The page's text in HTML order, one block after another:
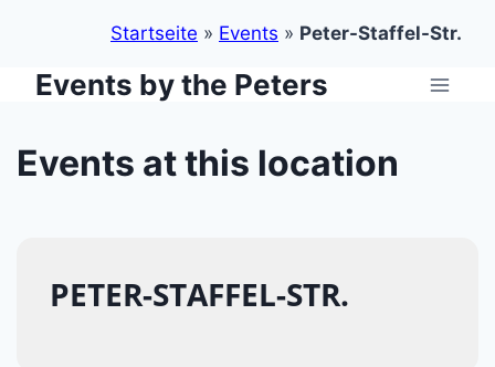
Startseite » Events » Peter-Staffel-Str.
ZumEvents by the Peters
Events at this location
PETER-STAFFEL-STR.